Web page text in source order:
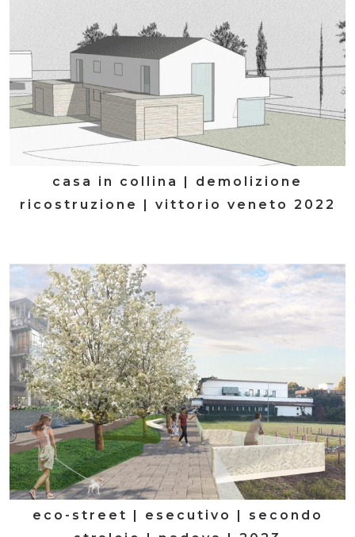
casa in collina | demolizione
ricostruzione | vittorio veneto 2022
eco-street | esecutivo | secondo